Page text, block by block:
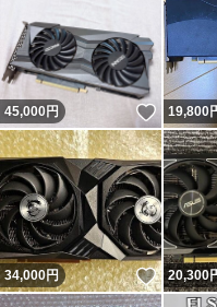
45,000円 いいね
19,800
34,000円 いいね
20,300